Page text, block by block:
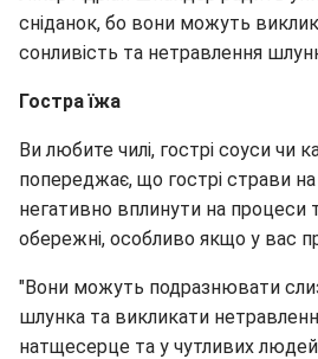
сніданок, бо вони можуть
сонливість та нетравлення
Гостра їжа
Ви любите чилі, гострі соуси чи
попереджає, що гострі страви
негативно вплинути на процеси
обережні, особливо якщо у вас
"Вони можуть подразнювати
шлунка та викликати
натщесерце та у чутливих